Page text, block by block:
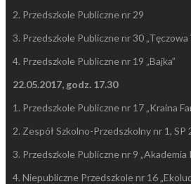
2. Przedszkole Publiczne nr 29
3. Przedszkole Publiczne nr 30 „Tęczowa
4. Przedszkole Publiczne nr 19 „Bajka”
22.05.2017, godz. 17.30
1. Przedszkole Publiczne nr 17 „Kraina
2. Zespół Szkolno-Przedszkolny nr 1, SP
3. Przedszkole Publiczne nr 9 „Akademia
4. Niepubliczne Przedszkole nr 16